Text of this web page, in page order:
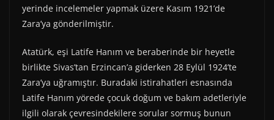
yerinde incelemeler yapmak üzere Kasım 1921’de
Zara’ya gönderilmiştir.
Atatürk, eşi Latife Hanım ve beraberinde bir heyetle
birlikte Sivas’tan Erzincan’a giderken 28 Eylül 1924’te
Zara’ya uğramıştır. Buradaki istirahatleri esnasında
Latife Hanım yörede çocuk doğum ve bakım adetleriyle
ilgili olarak çevresindekilere sorular sormuş bunun